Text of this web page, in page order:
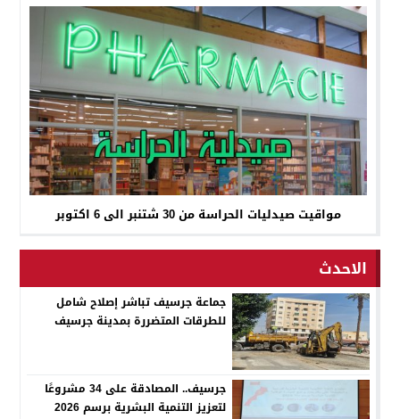
مواقيت صيدليات الحراسة من 30 شتنبر الى 6 اكتوبر
الاحدث
جماعة جرسيف تباشر إصلاح شامل
للطرقات المتضررة بمدينة جرسيف
جرسيف.. المصادقة على 34 مشروعًا
لتعزيز التنمية البشرية برسم 2026